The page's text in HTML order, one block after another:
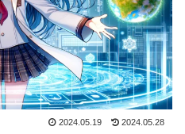
2024.05.19 2024.05.28